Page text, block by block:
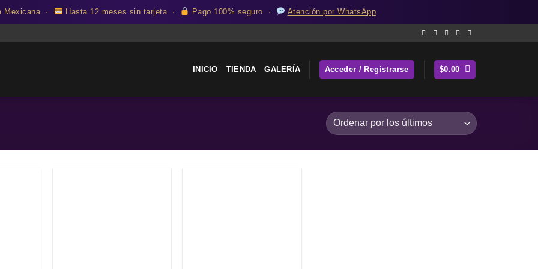
Mexicana · Hasta 12 meses sin tarjeta · Pago 100% seguro · Atención por WhatsApp
INICIO TIENDA GALERÍA Acceder / Registrarse $0.00